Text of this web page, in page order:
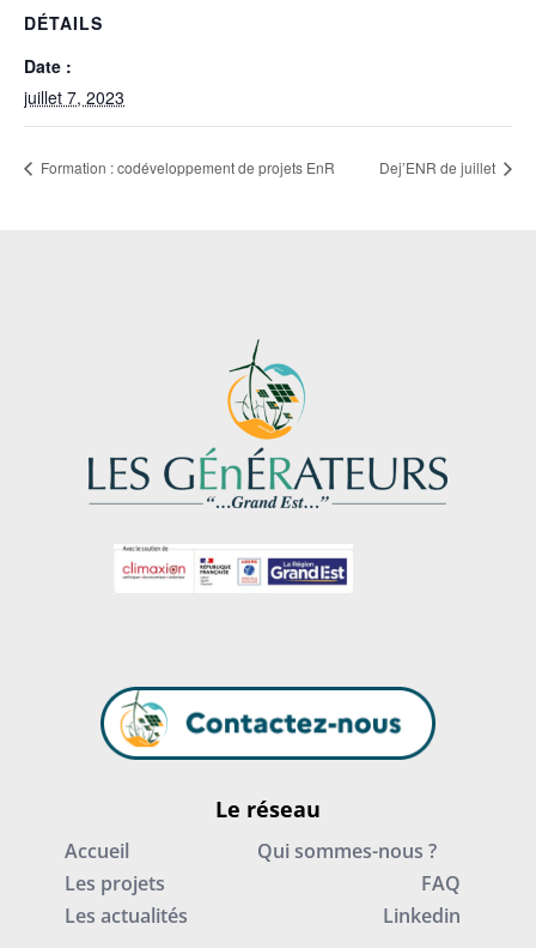
DÉTAILS
Date :
juillet 7, 2023
Formation : codéveloppement de projets EnR Dej’ENR de juillet
Le réseau
Accueil
Qui sommes-nous ?
Les projets
FAQ
Les actualités
Linkedin